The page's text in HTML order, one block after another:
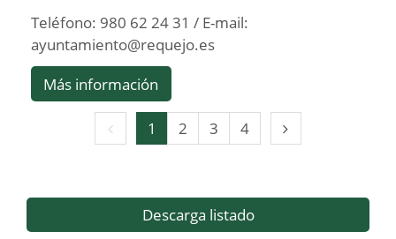
Teléfono: 980 62 24 31 / E-mail:
ayuntamiento@requejo.es
Más información
Página
anterior
1 2 3 4
Página
siguiente
Descarga listado